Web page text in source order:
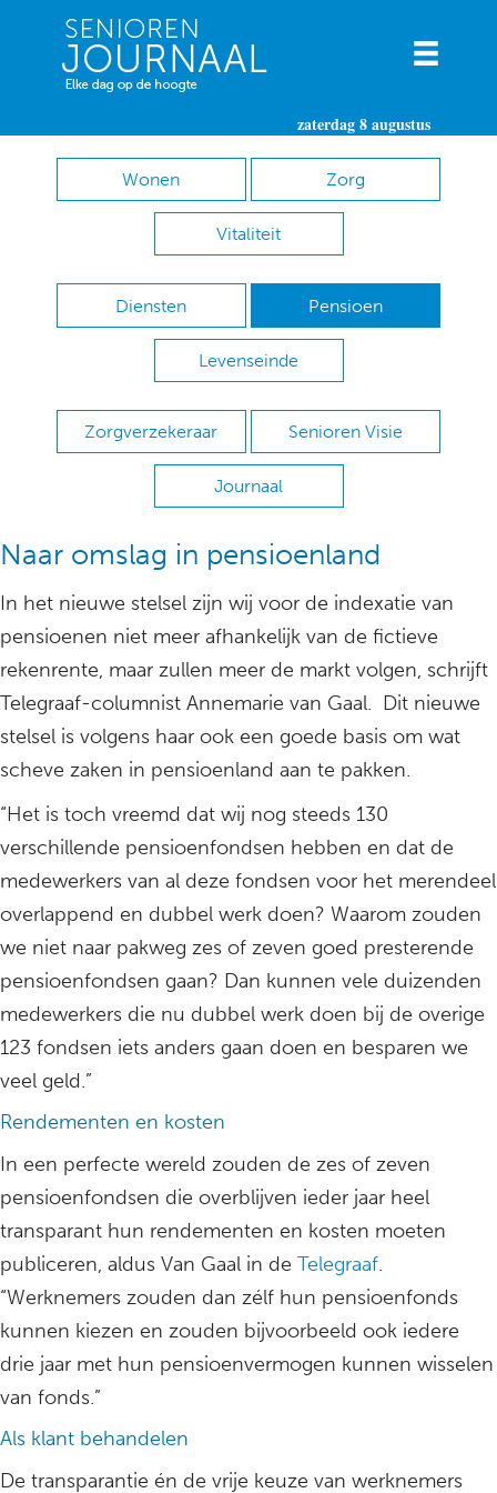
zaterdag 8 augustus
Wonen Zorg
Vitaliteit
Diensten Pensioen
Levenseinde
Zorgverzekeraar Senioren Visie
Journaal
Naar omslag in pensioenland
In het nieuwe stelsel zijn wij voor de indexatie van
pensioenen niet meer afhankelijk van de fictieve
rekenrente, maar zullen meer de markt volgen, schrijft
Telegraaf-columnist Annemarie van Gaal. Dit nieuwe
stelsel is volgens haar ook een goede basis om wat
scheve zaken in pensioenland aan te pakken.
“Het is toch vreemd dat wij nog steeds 130
verschillende pensioenfondsen hebben en dat de
medewerkers van al deze fondsen voor het merendeel
overlappend en dubbel werk doen? Waarom zouden
we niet naar pakweg zes of zeven goed presterende
pensioenfondsen gaan? Dan kunnen vele duizenden
medewerkers die nu dubbel werk doen bij de overige
123 fondsen iets anders gaan doen en besparen we
veel geld.”
Rendementen en kosten
In een perfecte wereld zouden de zes of zeven
pensioenfondsen die overblijven ieder jaar heel
transparant hun rendementen en kosten moeten
publiceren, aldus Van Gaal in de Telegraaf.
“Werknemers zouden dan zélf hun pensioenfonds
kunnen kiezen en zouden bijvoorbeeld ook iedere
drie jaar met hun pensioenvermogen kunnen wisselen
van fonds.”
Als klant behandelen
De transparantie én de vrije keuze van werknemers